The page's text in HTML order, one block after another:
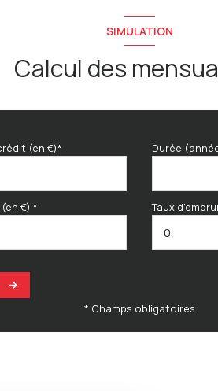
SIMULATION
Calcul des
(en €)* Durée
€) * Taux
* Champs obligatoires